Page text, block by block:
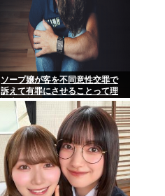
ソープ嬢が客を不同意性交罪で
訴えて有罪にさせることって理
論上可能？